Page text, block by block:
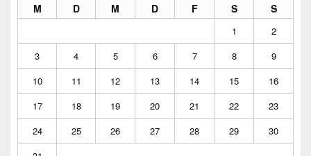
M D M D F S S
1
2
3
4 5 6 7 8
9
10
11 12 13 14 15
16
17
18 19 20 21 22
23
24
25 26 27 28 29
30